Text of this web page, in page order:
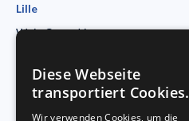
Lille
Wojo Coworking
Paris
Morning Coworking
Diese Webseite
transportiert Cookies.
Wir verwenden Cookies, um die